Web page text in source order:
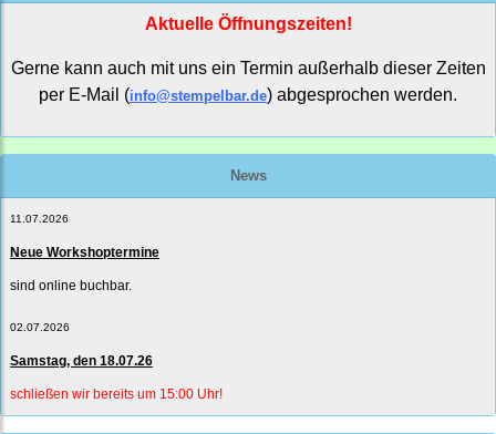
Aktuelle Öffnungszeiten!
Gerne kann auch mit uns ein Termin außerhalb dieser Zeiten
per E-Mail (info@stempelbar.de) abgesprochen werden.
News
11.07.2026
Neue Workshoptermine
sind online buchbar.
02.07.2026
Samstag, den 18.07.26
schließen wir bereits um 15:00 Uhr!